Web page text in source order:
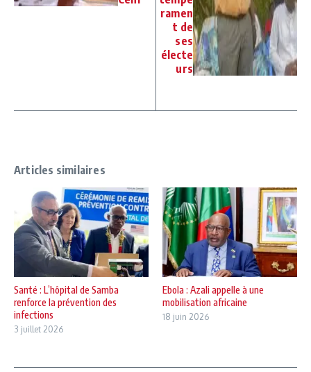
ramen
t de
ses
électe
urs
Articles similaires
Santé : L’hôpital de Samba
renforce la prévention des
infections
3 juillet 2026
Ebola : Azali appelle à une
mobilisation africaine
18 juin 2026